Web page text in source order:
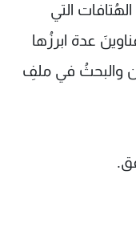
التي
عدة ابرزُها
والبحثُ في ملفِ